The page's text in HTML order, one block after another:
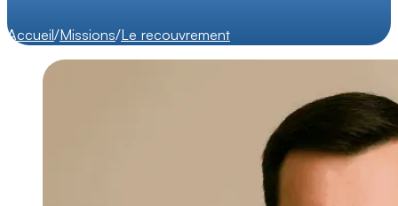
Accueil/Missions/Le recouvrement